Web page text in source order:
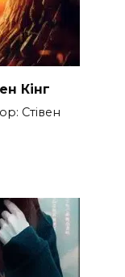
Кінг
Стівен